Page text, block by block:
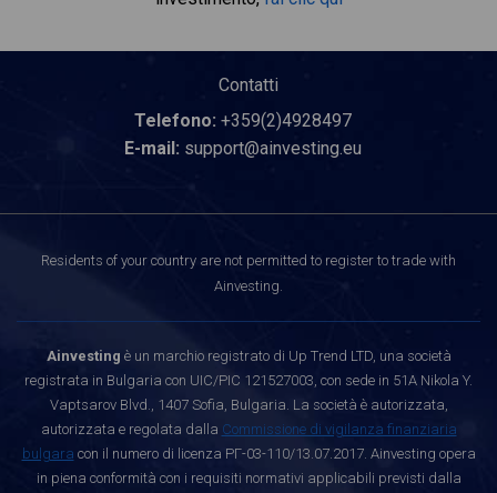
Contatti
Telefono: +359(2)4928497
E-mail: support@ainvesting.eu
Residents of your country are not permitted to register to trade with
Ainvesting.
Ainvesting è un marchio registrato di Up Trend LTD, una società
registrata in Bulgaria con UIC/PIC 121527003, con sede in 51A Nikola Y.
Vaptsarov Blvd., 1407 Sofia, Bulgaria. La società è autorizzata,
autorizzata e regolata dalla Commissione di vigilanza finanziaria
bulgara con il numero di licenza РГ-03-110/13.07.2017. Ainvesting opera
in piena conformità con i requisiti normativi applicabili previsti dalla